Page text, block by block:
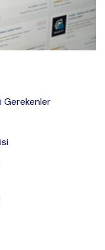
Gerekenler